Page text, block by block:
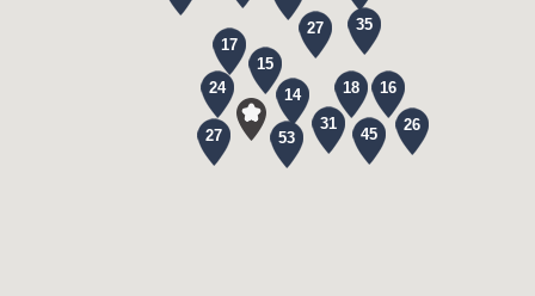
35
27
16
26
53
14
45
17
15
18
24
31
27